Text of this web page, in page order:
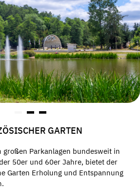
GARTEN
großen Parkanlagen bundesweit in
50er und 60er Jahre, bietet der
Garten Erholung und Entspannung